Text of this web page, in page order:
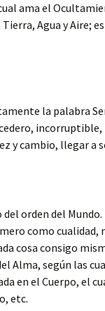
ama el
Agua y Aire;
la palabra
incorruptible,
y cambio, llegar a
orden del
como cualidad,
cosa consigo
Alma, según las
en el Cuerpo, el
etc.